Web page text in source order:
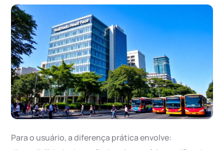
Para o usuário, a diferença prática envolve: